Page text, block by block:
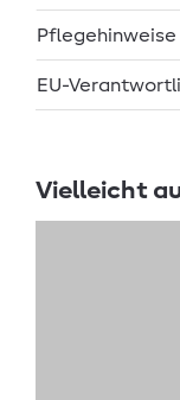
Pflegehinweise
EU-
Vielleicht